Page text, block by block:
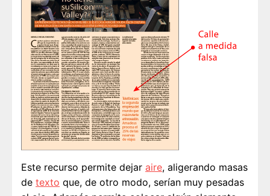
Este recurso permite dejar aire, aligerando masas
de texto que, de otro modo, serían muy pesadas